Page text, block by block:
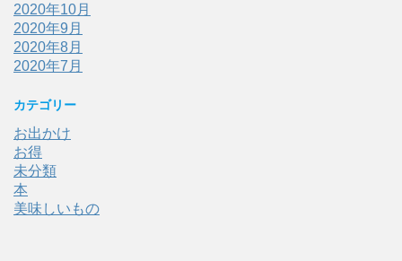
2020年10月
2020年9月
2020年8月
2020年7月
カテゴリー
お出かけ
お得
未分類
本
美味しいもの